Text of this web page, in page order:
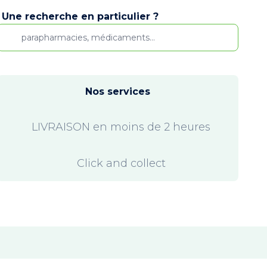
Une recherche en particulier ?
Nos services
LIVRAISON en moins de 2 heures
Click and collect